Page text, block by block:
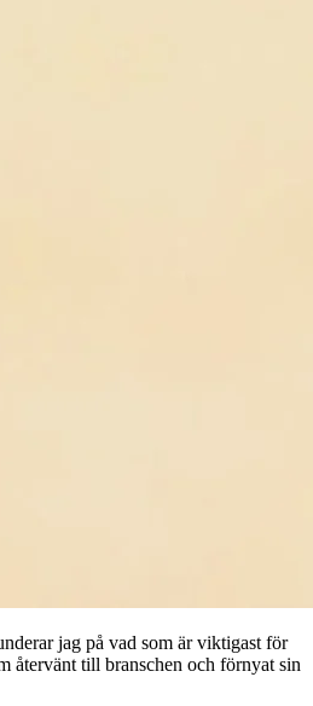
jag på vad som är viktigast för
återvänt till branschen och förnyat sin